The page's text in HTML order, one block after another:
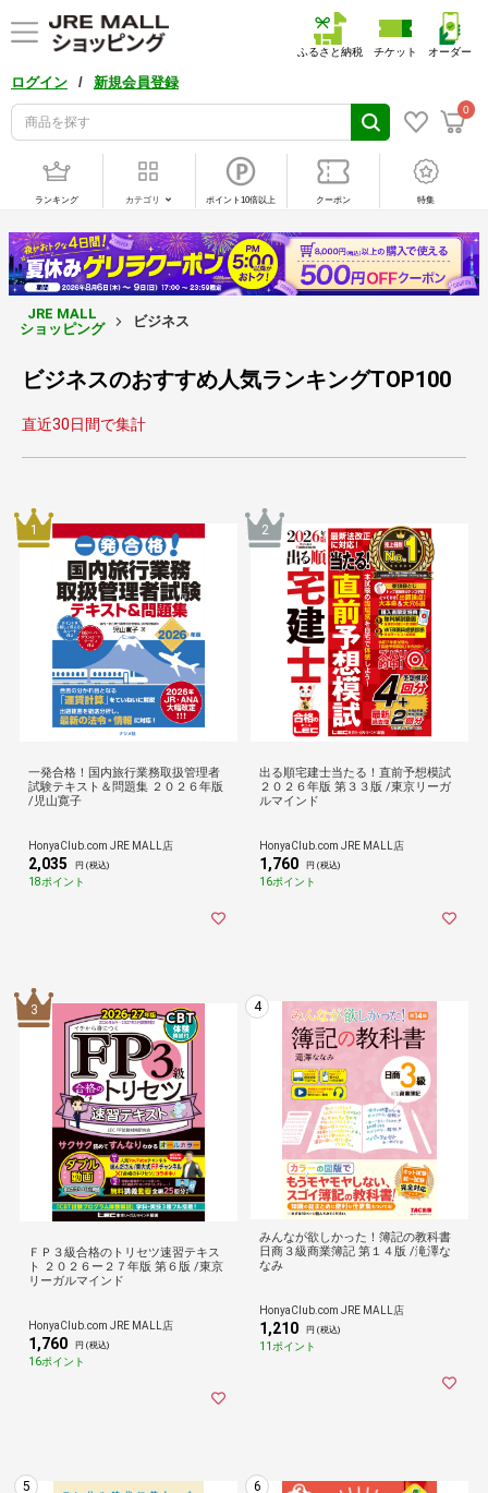
ログイン / 新規会員登録
0
ふるさと納税 チケット オーダー
ランキング カテゴリ ポイント10倍以上 クーポン 特集
JRE MALL
ショッピング
ビジネス
ビジネスのおすすめ人気ランキングTOP100
直近30日間で集計
1
一発合格！国内旅行業務取扱管理者
試験テキスト＆問題集 ２０２６年版
/児山寛子
HonyaClub.com JRE MALL店
2,035 円 (税込)
18ポイント
2
出る順宅建士当たる！直前予想模試
２０２６年版 第３３版 /東京リーガ
ルマインド
HonyaClub.com JRE MALL店
1,760 円 (税込)
16ポイント
3
ＦＰ３級合格のトリセツ速習テキス
ト ２０２６ー２７年版 第６版 /東京
リーガルマインド
HonyaClub.com JRE MALL店
1,760 円 (税込)
16ポイント
4
みんなが欲しかった！簿記の教科書
日商３級商業簿記 第１４版 /滝澤な
なみ
HonyaClub.com JRE MALL店
1,210 円 (税込)
11ポイント
5 6